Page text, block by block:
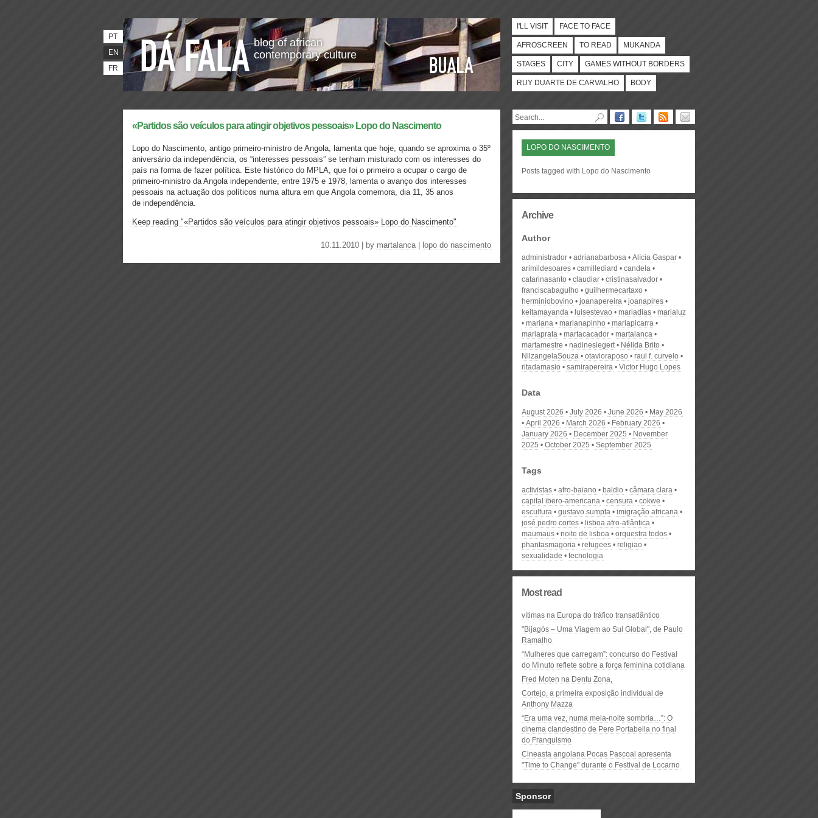
blog of african
contemporary culture
PT
EN
FR
I'LL VISIT FACE TO FACE
AFROSCREEN TO READ MUKANDA
STAGES CITY GAMES WITHOUT BORDERS
RUY DUARTE DE CARVALHO BODY
«Partidos são veículos para atingir objetivos pessoais» Lopo do Nascimento
Lopo do Nascimento, antigo primeiro-ministro de Angola, lamenta que hoje, quando se aproxima o 35º
aniversário da independência, os “interesses pessoais” se tenham misturado com os interesses do
país na forma de fazer política. Este histórico do MPLA, que foi o primeiro a ocupar o cargo de
primeiro-ministro da Angola independente, entre 1975 e 1978, lamenta o avanço dos interesses
pessoais na actuação dos políticos numa altura em que Angola comemora, dia 11, 35 anos
de independência.
Keep reading "«Partidos são veículos para atingir objetivos pessoais» Lopo do Nascimento"
10.11.2010 | by martalanca| lopo do nascimento
LOPO DO NASCIMENTO
Posts tagged with Lopo do Nascimento
Archive
Author
administrador adrianabarbosa
Alícia Gaspar
arimildesoares
camillediard
candela
catarinasanto
claudiar
cristinasalvador
franciscabagulho
guilhermecartaxo
herminiobovino
joanapereira
joanapires
keitamayanda
luisestevao mariadias
marialuz
mariana
marianapinho
mariapicarra
mariaprata
martacacador
martalanca
martamestre
nadinesiegert
Nélida Brito
NilzangelaSouza
otavioraposo
raul f. curvelo
ritadamasio
samirapereira Victor Hugo Lopes
Data
August 2026 July 2026 June 2026
May 2026
April 2026
March 2026
February 2026
January 2026
December 2025
November
2025
October 2025 September 2025
Tags
activistas afro-baiano baldio
câmara clara
capital ibero-americana
censura
cokwe
escultura
gustavo sumpta
imigração africana
josé pedro cortes
lisboa afro-atlântica
maumaus
noite de lisboa
orquestra todos
phantasmagoria
refugees
religiao
sexualidade
tecnologia
Most read
vítimas na Europa do tráfico transatlântico
"Bijagós – Uma Viagem ao Sul Global", de Paulo
Ramalho
“Mulheres que carregam”: concurso do Festival
do Minuto reflete sobre a força feminina cotidiana
Fred Moten na Dentu Zona,
Cortejo, a primeira exposição individual de
Anthony Mazza
“Era uma vez, numa meia-noite sombria…”: O
cinema clandestino de Pere Portabella no final
do Franquismo
Cineasta angolana Pocas Pascoal apresenta
"Time to Change" durante o Festival de Locarno
Sponsor